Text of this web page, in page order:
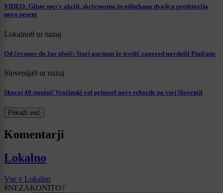
VIDEO: Gliste spet v akciji, skrivnostna in odštekana dvojica predstavlja
novo pesem
Lokalno8 ur nazaj
Od čevapov do žar plošč: Stari gurman že tretjič zapored navdušil Ptujčane
Slovenija9 ur nazaj
Skoraj 40 stopinj! Vročinski val prinesel nove rekorde po vsej Sloveniji
Prikaži več
Komentarji
Lokalno
Vse v Lokalno
#NEZAKONITO?